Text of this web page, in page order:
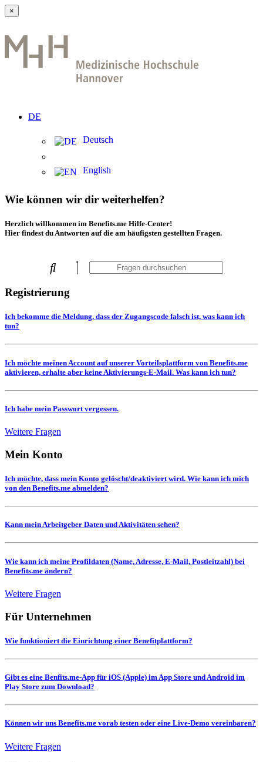
×
DE
Deutsch
English
Wie können wir dir weiterhelfen?
Herzlich willkommen im Benefits.me Hilfe-Center!
Hier findest du Antworten auf die am häufigsten gestellten Fragen.
Registrierung
Ich bekomme die Meldung, dass der Zugangscode falsch ist, was kann ich
tun?
Ich möchte meinen Account auf unserer Vorteilsplattform von Benefits.me
aktivieren, erhalte aber keine Aktivierungs-E-Mail. Was kann ich tun?
Ich habe mein Passwort vergessen.
Weitere Fragen
Mein Konto
Ich möchte, dass mein Konto gelöscht/deaktiviert wird. Wie kann ich mich
von den Benefits.me abmelden?
Kann mein Arbeitgeber Daten und Aktivitäten sehen?
Wie kann ich meine Profildaten (Name, Adresse, E-Mail, Postleitzahl) bei
Benefits.me ändern?
Weitere Fragen
Für Unternehmen
Wie funktioniert die Einrichtung einer Benefitplattform?
Gibt es eine Benfits.me-App für iOS (Apple) im App Store und Android im
Play Store zum Download?
Können wir uns Benefits.me vorab testen oder eine Live-Demo vereinbaren?
Weitere Fragen